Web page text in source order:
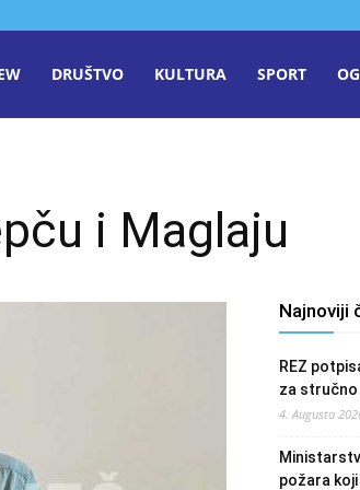
DRUŠTVO KULTURA SPORT
i Maglaju
Najnoviji
REZ
za
4. Augusta
požara